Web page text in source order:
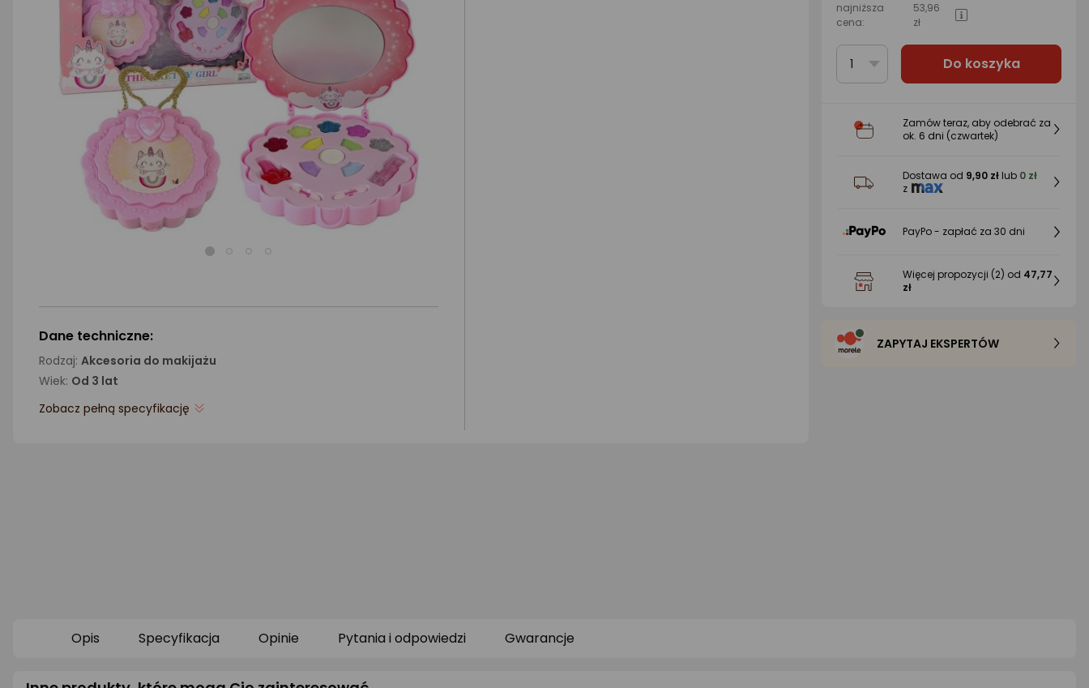
Dom i ogród
Biuro i firma
Sport i turystyka
Zabawki i dziecko
Uroda i zdrowie
Supermarket
Strefa marek
Dane techniczne:
Rodzaj: Akcesoria do makijażu
Wiek: Od 3 lat
Zobacz pełną specyfikację
najniższa
cena:
53,96
zł
1 Do koszyka
Zamów teraz, aby odebrać za
ok. 6 dni (czwartek)
Dostawa od 9,90 zł lub 0 zł
z
PayPo - zapłać za 30 dni
Więcej propozycji (2) od 47,77
zł
ZAPYTAJ EKSPERTÓW
Opis Specyfikacja Opinie Pytania i odpowiedzi Gwarancje